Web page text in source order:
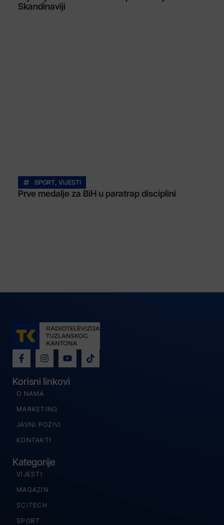
Skandinaviji
SPORT, VIJESTI
Prve medalje za BiH u paratrap disciplini
Korisni linkovi
O NAMA
MARKETING
JAVNI POZIVI
KONTAKTI
Kategorije
VIJESTI
MAGAZIN
SCITECH
SPORT